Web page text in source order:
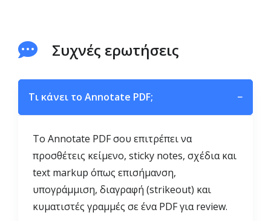
Συχνές ερωτήσεις
Τι κάνει το Annotate PDF; −
Το Annotate PDF σου επιτρέπει να
προσθέτεις κείμενο, sticky notes, σχέδια και
text markup όπως επισήμανση,
υπογράμμιση, διαγραφή (strikeout) και
κυματιστές γραμμές σε ένα PDF για review.